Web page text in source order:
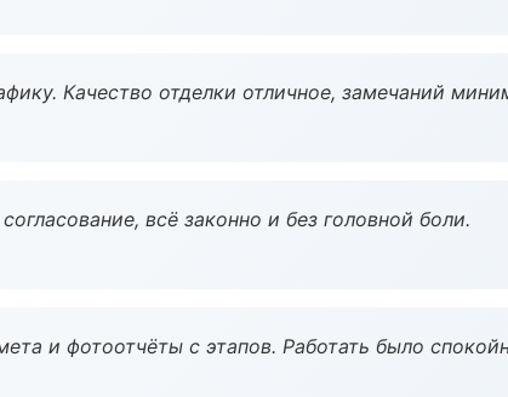
Качество отделки отличное, замечаний
всё законно и без головной боли.
и фотоотчёты с этапов. Работать было